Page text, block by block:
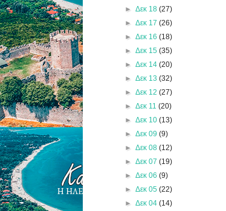
► Δεκ 18 (27)
► Δεκ 17 (26)
► Δεκ 16 (18)
► Δεκ 15 (35)
► Δεκ 14 (20)
► Δεκ 13 (32)
► Δεκ 12 (27)
► Δεκ 11 (20)
► Δεκ 10 (13)
► Δεκ 09 (9)
► Δεκ 08 (12)
► Δεκ 07 (19)
► Δεκ 06 (9)
► Δεκ 05 (22)
► Δεκ 04 (14)